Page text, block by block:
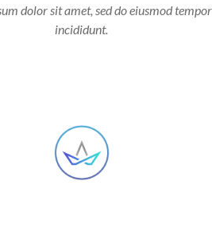
dolor sit amet, sed do eiusmod tempor
incididunt.